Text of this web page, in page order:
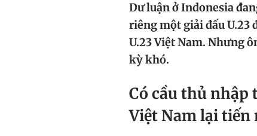
Dư luận ở Indonesia
riêng một giải đấu U.23
U.23 Việt Nam. Nhưng
kỳ khó.
Có cầu thủ nhập
Việt Nam lại tiến